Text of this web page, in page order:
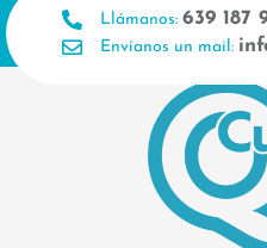
Ir
al
contenido
Llámanos: 639 187
Envíanos un mail: